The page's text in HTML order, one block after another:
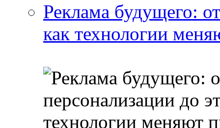
Реклама будущего:
как технологии